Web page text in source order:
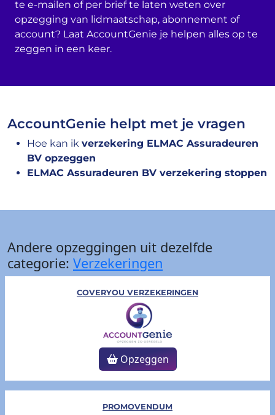
te e-mailen of per brief te laten weten over
opzegging van lidmaatschap, abonnement of
account? Laat AccountGenie je helpen alles op te
zeggen in een keer.
AccountGenie helpt met je vragen
Hoe kan ik verzekering ELMAC Assuradeuren
BV opzeggen
ELMAC Assuradeuren BV verzekering stoppen
Andere opzeggingen uit dezelfde
categorie: Verzekeringen
COVERYOU VERZEKERINGEN
Opzeggen
PROMOVENDUM